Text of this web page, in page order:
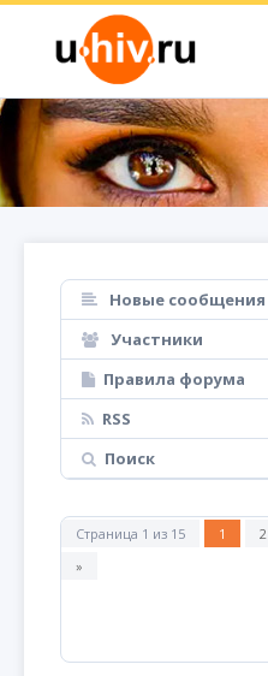
Новые сообщения
Участники
Правила форума
RSS
Поиск
Страница 1 из 15 1 2
»